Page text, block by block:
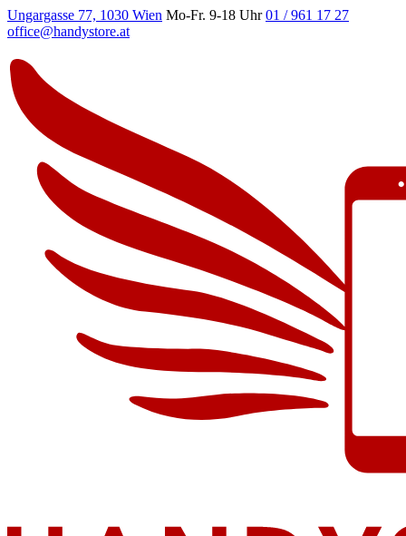
Ungargasse 77, 1030 Wien Mo-Fr. 9-18 Uhr 01 / 961 17 27
office@handystore.at